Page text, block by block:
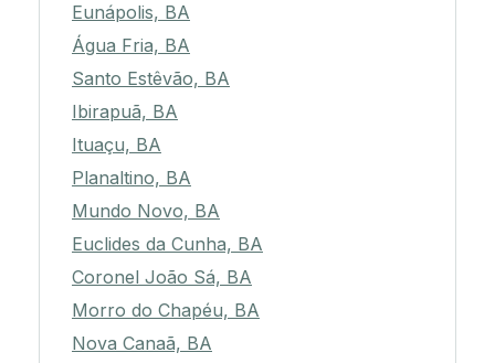
Eunápolis, BA
Água Fria, BA
Santo Estêvão, BA
Ibirapuã, BA
Ituaçu, BA
Planaltino, BA
Mundo Novo, BA
Euclides da Cunha, BA
Coronel João Sá, BA
Morro do Chapéu, BA
Nova Canaã, BA